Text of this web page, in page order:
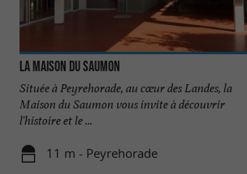
La Maison du Saumon
Située à Peyrehorade, au cœur des Landes, la
Maison du Saumon vous invite à découvrir
l'histoire et le ...
11 m - Peyrehorade